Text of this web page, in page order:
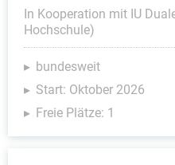
In Kooperation mit IU
Hochschule)
bundesweit
Start: Oktober 2026
Freie Plätze: 1